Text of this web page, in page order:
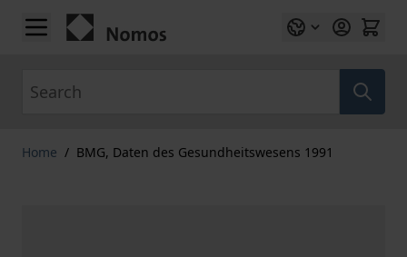
Skip to Content
Home / BMG, Daten des Gesundheitswesens 1991